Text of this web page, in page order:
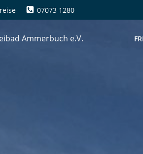
07073 1280
Ammerbuch e.V.